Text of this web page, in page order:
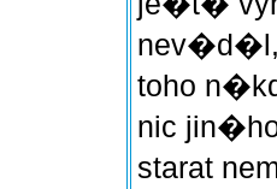
nev�d�l,
toho
nic
starat